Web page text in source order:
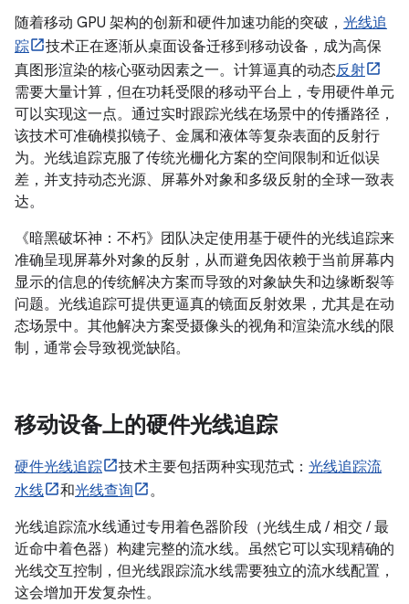
随着移动 GPU 架构的创新和硬件加速功能的突破， 光线追
踪
技术正在逐渐从桌面设备迁移到移动设备，成为高保
真图形渲染的核心驱动因素之一。计算逼真的动态反射
需要大量计算，但在功耗受限的移动平台上，专用硬件单元
可以实现这一点。通过实时跟踪光线在场景中的传播路径，
该技术可准确模拟镜子、金属和液体等复杂表面的反射行
为。光线追踪克服了传统光栅化方案的空间限制和近似误
差，并支持动态光源、屏幕外对象和多级反射的全球一致表
达。
《暗黑破坏神：不朽》团队决定使用基于硬件的光线追踪来
准确呈现屏幕外对象的反射，从而避免因依赖于当前屏幕内
显示的信息的传统解决方案而导致的对象缺失和边缘断裂等
问题。光线追踪可提供更逼真的镜面反射效果，尤其是在动
态场景中。其他解决方案受摄像头的视角和渲染流水线的限
制，通常会导致视觉缺陷。
移动设备上的硬件光线追踪
硬件光线追踪 技术主要包括两种实现范式： 光线追踪流
水线
和光线查询
。
光线追踪流水线通过专用着色器阶段（光线生成 / 相交 / 最
近命中着色器）构建完整的流水线。虽然它可以实现精确的
光线交互控制，但光线跟踪流水线需要独立的流水线配置，
这会增加开发复杂性。